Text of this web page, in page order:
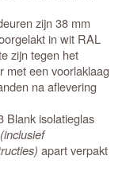
zijn 38 mm
in wit RAL
zijn tegen het
met een voorlaklaag
na aflevering
Blank isolatieglas
(inclusief
apart verpakt